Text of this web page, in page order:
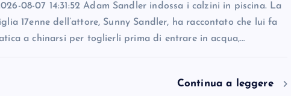
08-07 14:31:52 Adam Sandler indossa i calzini in piscina. La
17enne dell’attore, Sunny Sandler, ha raccontato che lui fa
a chinarsi per toglierli prima di entrare in acqua,…
Continua a leggere